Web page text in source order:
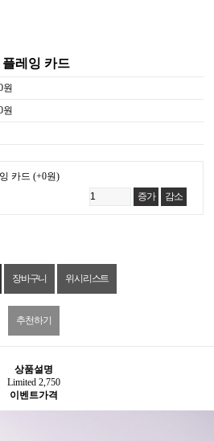
레잉 카드
원
원
카드 (+0원)
증가
감소
위시리스트
추천하기
상품설명
Limited 2,750
이벤트가격